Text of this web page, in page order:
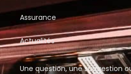
Assurance
Actualités
Une question, une suggestion ou une collaboration ?